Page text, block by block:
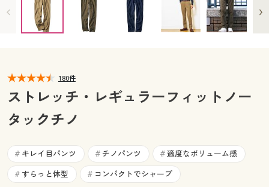
カタログ無料プレゼント
マイページ
閲覧履歴
お気に入り
サポート
会員メニュー
閲覧履歴
お気に入り
ご利用ガイド
ウエスト73(股下76) ◎ 在庫あり
ウエスト73(股下79) ◎ 在庫あり
ウエスト79(股下70) ◎ 在庫あり
ウエスト79(股下73) ◎ 在庫あり
ウエスト79(股下76) ◎ 在庫あり
ウエスト82(股下70) ◎ 在庫あり
ウエスト82(股下73) × 完売
ウエスト82(股下76) ◎ 在庫あり
ウエスト82(股下79) × 完売
ウエスト85(股下70) ◎ 在庫あり
ウエスト85(股下73) × 完売
180件
ストレッチ・レギュラーフィットノー
タックチノ
# キレイ目パンツ # チノパンツ # 適度なボリューム感
# すらっと体型 # コンパクトでシャープ